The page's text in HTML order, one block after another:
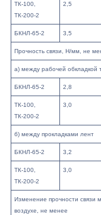
ТК-100,
ТК-200-2
2,5
БКНЛ-65-2 3,5
Прочность связи, Н/мм, не
а) между рабочей обкладкой
БКНЛ-65-2 2,8
ТК-100,
ТК-200-2
3,0
б) между прокладками лент
БКНЛ-65-2 3,2
ТК-100,
ТК-200-2
3,0
Изменение прочности связи
воздухе, не менее